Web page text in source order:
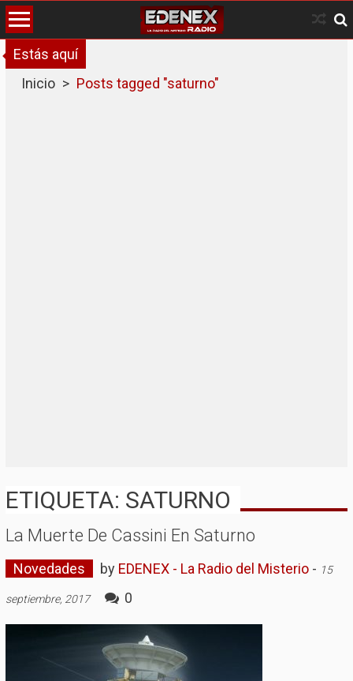
Skip
to
content
Estás aquí
Inicio > Posts tagged "saturno"
ETIQUETA: SATURNO
La Muerte De Cassini En Saturno
Novedades by EDENEX - La Radio del Misterio- 15
septiembre, 2017 0